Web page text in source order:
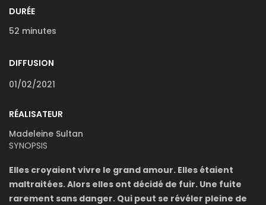
DURÉE
52 minutes
DIFFUSION
01/02/2021
RÉALISATEUR
Madeleine Sultan
SYNOPSIS
Elles croyaient vivre le grand amour. Elles étaient
maltraitées. Alors elles ont décidé de fuir. Une fuite
rarement sans danger. Qui peut se révéler pleine de